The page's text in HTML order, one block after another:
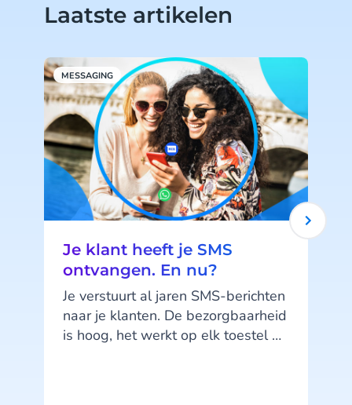
Laatste artikelen
MESSAGING
Je klant heeft je SMS
ontvangen. En nu?
Je verstuurt al jaren SMS-berichten
naar je klanten. De bezorgbaarheid
is hoog, het werkt op elk toestel en